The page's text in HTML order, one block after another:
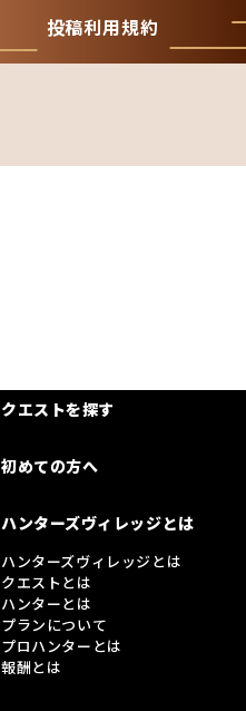
投稿利用規約
クエストを探す
初めての方へ
ハンターズヴィレッジとは
ハンターズヴィレッジとは
クエストとは
ハンターとは
プランについて
プロハンターとは
報酬とは